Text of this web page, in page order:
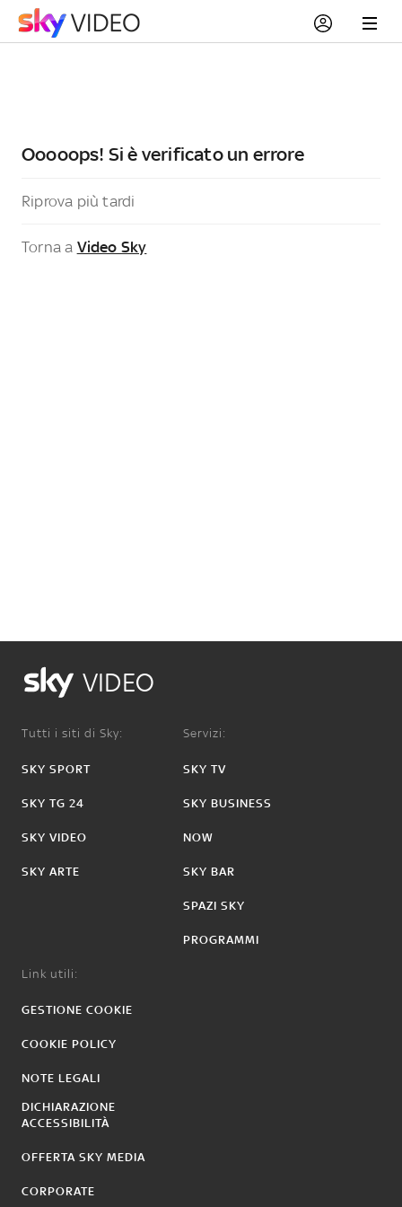
Ooooops! Si è verificato un errore
Riprova più tardi
Torna a Video Sky
VIDEO
Tutti i siti di Sky:
SKY SPORT
SKY TG 24
SKY VIDEO
SKY ARTE
Servizi:
SKY TV
SKY BUSINESS
NOW
SKY BAR
SPAZI SKY
PROGRAMMI
Link utili:
GESTIONE COOKIE
COOKIE POLICY
NOTE LEGALI
DICHIARAZIONE
ACCESSIBILITÀ
OFFERTA SKY MEDIA
CORPORATE